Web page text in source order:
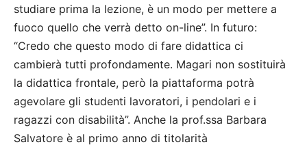
studiare prima la lezione, è un modo per mettere a
fuoco quello che verrà detto on-line”. In futuro:
“Credo che questo modo di fare didattica ci
cambierà tutti profondamente. Magari non sostituirà
la didattica frontale, però la piattaforma potrà
agevolare gli studenti lavoratori, i pendolari e i
ragazzi con disabilità”. Anche la prof.ssa Barbara
Salvatore è al primo anno di titolarità